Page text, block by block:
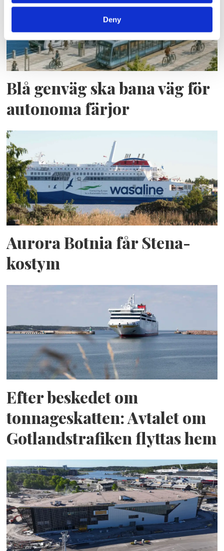
Deny
Blå genväg ska bana väg för
autonoma färjor
Aurora Botnia får Stena-
kostym
Efter beskedet om
tonnageskatten: Avtalet om
Gotlandstrafiken flyttas hem